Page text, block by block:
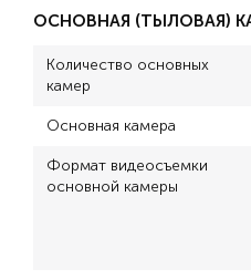
ОСНОВНАЯ (ТЫЛОВАЯ)
Количество основных
камер
Основная камера
Формат видеосъемки
основной камеры